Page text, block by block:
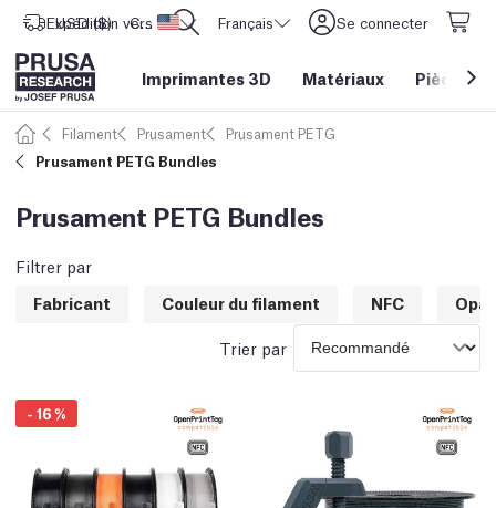
Expédition vers Etats-Unis d'Amérique
USD ($) CORE One L: Maintenant en stock ! Français Se connecter
Imprimantes 3D Matériaux Pièces&
Filament Prusament
Prusament PETG
Prusament PETG Bundles
Prusament PETG Bundles
Filtrer par
Fabricant
Couleur du filament NFC
Trier par
- 16%